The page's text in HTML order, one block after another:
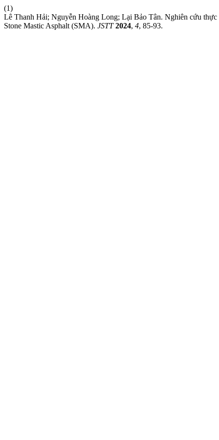
(1)
Lê Thanh Hải; Nguyễn Hoàng Long; Lại Bảo Tân. Nghiên cứu
Stone Mastic Asphalt (SMA). JSTT 2024, 4, 85-93.